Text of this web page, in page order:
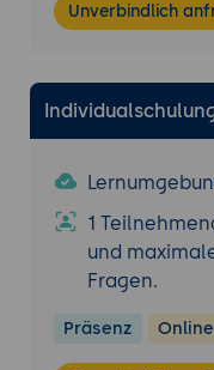
Unverbindlich
1
und
Fragen.
Präsenz Online